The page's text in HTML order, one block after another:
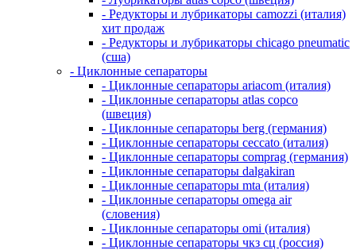
- Редукторы и лубрикаторы camozzi (италия)
хит продаж
- Редукторы и лубрикаторы chicago pneumatic
(сша)
- Циклонные сепараторы
- Циклонные сепараторы ariacom (италия)
- Циклонные сепараторы atlas copco
(швеция)
- Циклонные сепараторы berg (германия)
- Циклонные сепараторы ceccato (италия)
- Циклонные сепараторы comprag (германия)
- Циклонные сепараторы dalgakiran
- Циклонные сепараторы mta (италия)
- Циклонные сепараторы omega air
(словения)
- Циклонные сепараторы omi (италия)
- Циклонные сепараторы чкз сц (россия)